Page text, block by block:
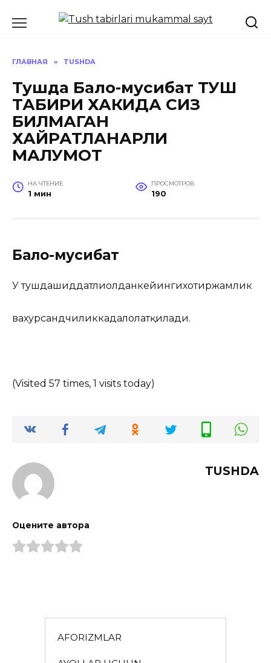
ГЛАВНАЯ » TUSHDA
Тушда Бало-мусибат ТУШ
ТАБИРИ ХАКИДА СИЗ
БИЛМАГАН
ХАЙРАТЛАНАРЛИ
МАЛУМОТ
НА ЧТЕНИЕ
1 мин
ПРОСМОТРОВ
190
Бало-мусибат
У тушдашиддатлиҳолданкейингихотиржамлик
вахурсандчиликкадалолатқилади.
(Visited 57 times, 1 visits today)
TUSHDA
Оцените автора
AFORIZMLAR